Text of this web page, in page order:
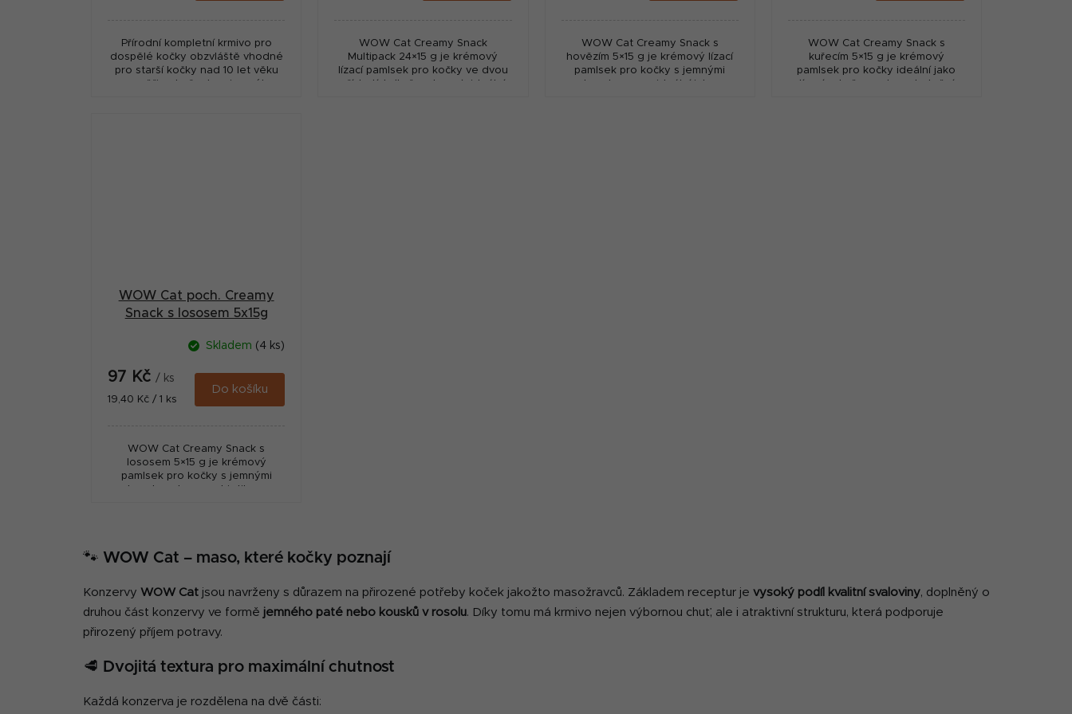
Přírodní kompletní krmivo pro
dospělé kočky obzvláště vhodné
pro starší kočky nad 10 let věku
ze zvěřiny, bažanta a jemného
WOW Cat Creamy Snack
Multipack 24×15 g je krémový
lízací pamlsek pro kočky ve dvou
příchutích (kuře a losos), ideální
WOW Cat Creamy Snack s
hovězím 5×15 g je krémový lízací
pamlsek pro kočky s jemnými
kousky masa, ideální jako
WOW Cat Creamy Snack s
kuřecím 5×15 g je krémový
pamlsek pro kočky ideální jako
lízací odměna nebo zchutnění
WOW Cat poch. Creamy
Snack s lososem 5x15g
Skladem (4 ks)
97 Kč / ks
Měrná
19,40 Kč / 1 ks
Do košíku
WOW Cat Creamy Snack s
lososem 5×15 g je krémový
pamlsek pro kočky s jemnými
kousky ryby a prebiotikem
á
a
🐾 WOW Cat – maso, které kočky poznají
Konzervy WOW Cat jsou navrženy s důrazem na přirozené potřeby koček jakožto masožravců. Základem receptur je vysoký podíl kvalitní svaloviny, doplněný o
druhou část konzervy ve formě jemného paté nebo kousků v rosolu. Díky tomu má krmivo nejen výbornou chuť, ale i atraktivní strukturu, která podporuje
přirozený příjem potravy.
🥩 Dvojitá textura pro maximální chutnost
Každá konzerva je rozdělena na dvě části: